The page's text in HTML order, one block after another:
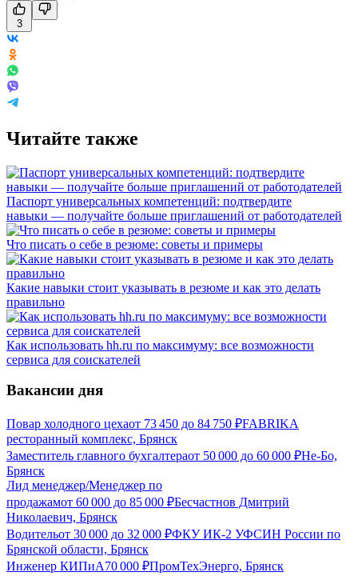
3
Читайте также
Паспорт универсальных компетенций: подтвердите
навыки — получайте больше приглашений от работодателей
Что писать о себе в резюме: советы и примеры
Какие навыки стоит указывать в резюме и как это делать
правильно
Как использовать hh.ru по максимуму: все возможности
сервиса для соискателей
Вакансии дня
Повар холодного цехаот 73 450 до 84 750 ₽FABRIKA
ресторанный комплекс, Брянск
Заместитель главного бухгалтераот 50 000 до 60 000 ₽Не-Бо,
Брянск
Лид менеджер/Менеджер по
продажамот 60 000 до 85 000 ₽Бесчастнов Дмитрий
Николаевич, Брянск
Водительот 30 000 до 32 000 ₽ФКУ ИК-2 УФСИН России по
Брянской области, Брянск
Инженер КИПиА70 000 ₽ПромТехЭнерго, Брянск